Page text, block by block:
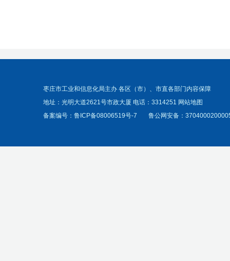
枣庄市工业和信息化局主办 各区（市）、市直各部门内容保障
地址：光明大道2621号市政大厦 电话：3314251 网站地图
备案编号： 鲁ICP备08006519号-7 鲁公网安备：